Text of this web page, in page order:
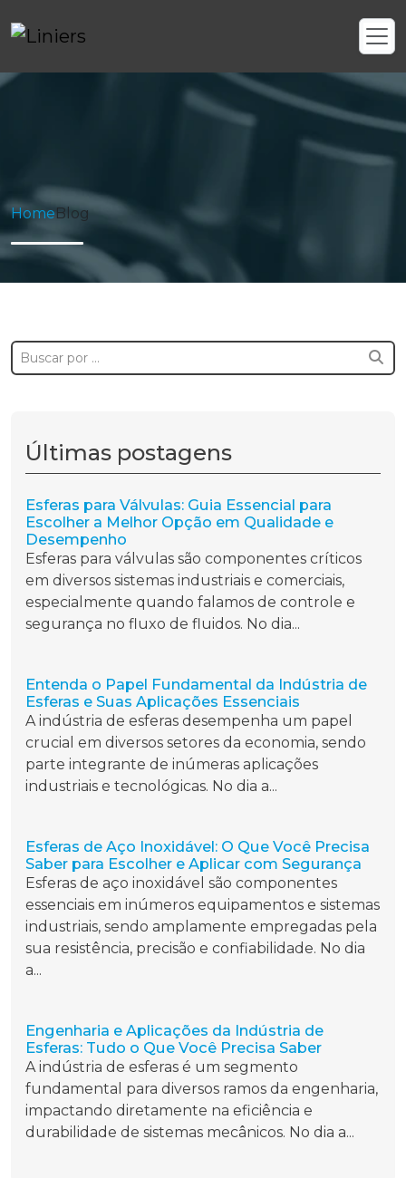
HomeBlog
Últimas postagens
Esferas para Válvulas: Guia Essencial para
Escolher a Melhor Opção em Qualidade e
Desempenho
Esferas para válvulas são componentes críticos
em diversos sistemas industriais e comerciais,
especialmente quando falamos de controle e
segurança no fluxo de fluidos. No dia...
Entenda o Papel Fundamental da Indústria de
Esferas e Suas Aplicações Essenciais
A indústria de esferas desempenha um papel
crucial em diversos setores da economia, sendo
parte integrante de inúmeras aplicações
industriais e tecnológicas. No dia a...
Esferas de Aço Inoxidável: O Que Você Precisa
Saber para Escolher e Aplicar com Segurança
Esferas de aço inoxidável são componentes
essenciais em inúmeros equipamentos e sistemas
industriais, sendo amplamente empregadas pela
sua resistência, precisão e confiabilidade. No dia
a...
Engenharia e Aplicações da Indústria de
Esferas: Tudo o Que Você Precisa Saber
A indústria de esferas é um segmento
fundamental para diversos ramos da engenharia,
impactando diretamente na eficiência e
durabilidade de sistemas mecânicos. No dia a...